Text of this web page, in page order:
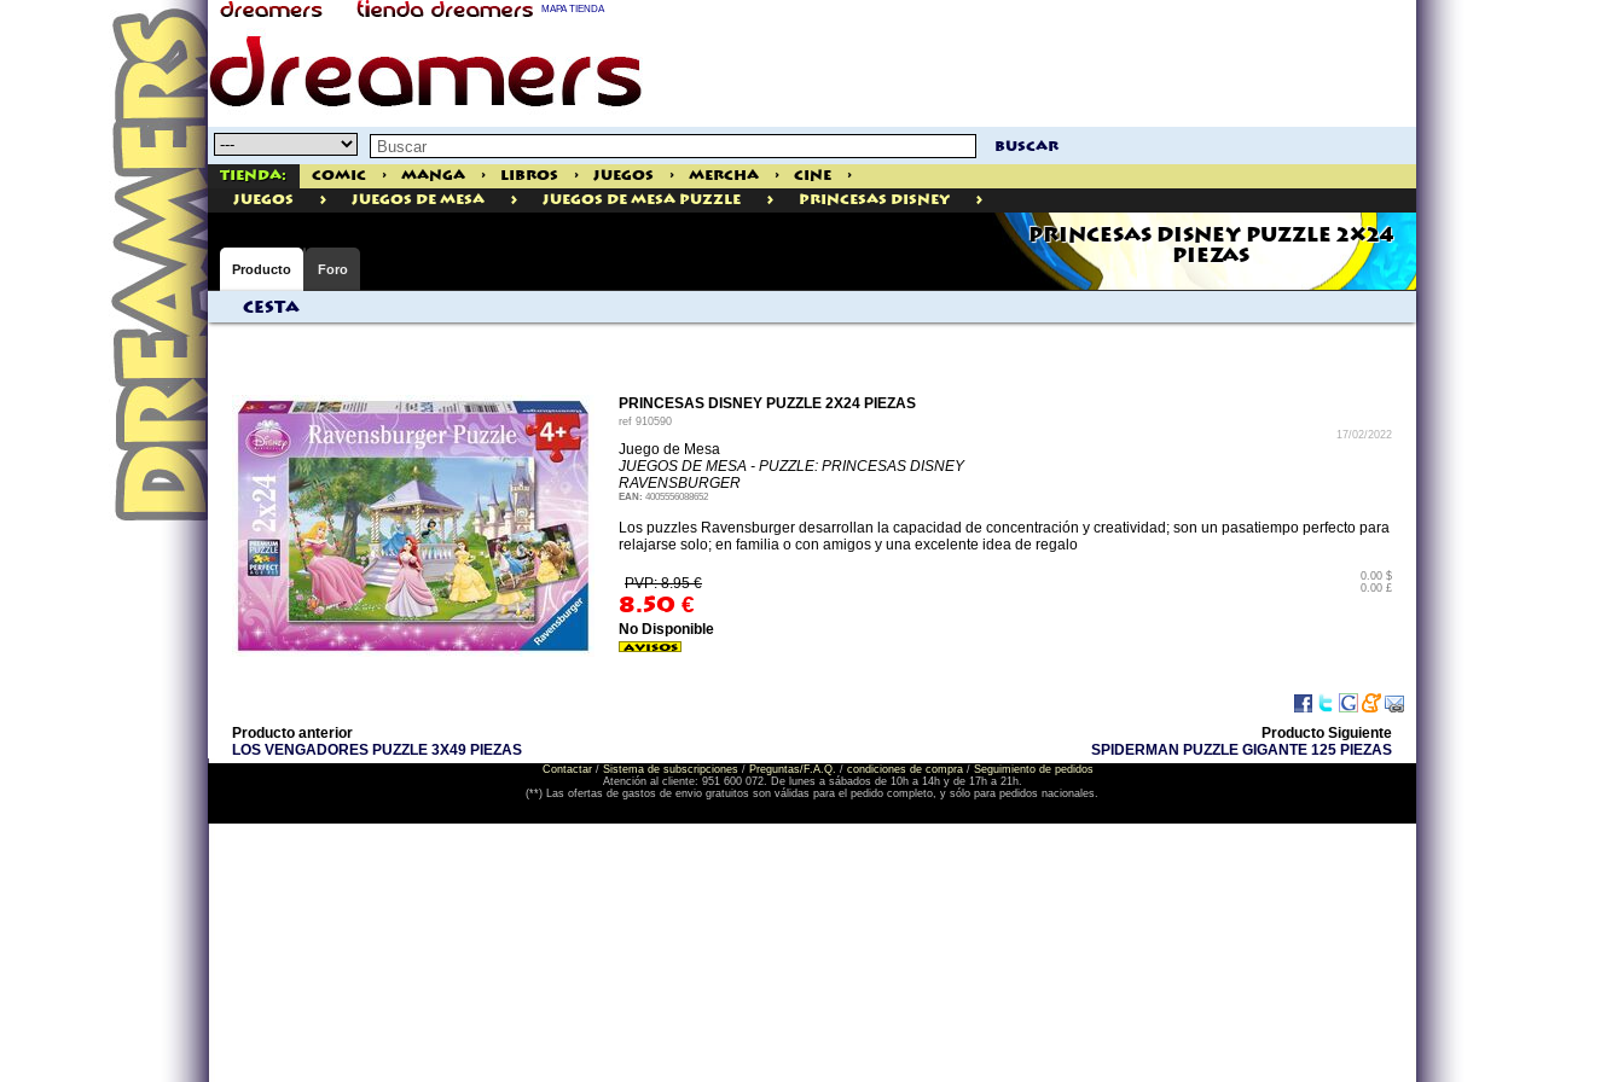
MAPA TIENDA
buscar
Tienda: Comic > Manga > Libros > Juegos > Mercha > Cine
>
juegos
> Juegos de Mesa > Juegos De Mesa Puzzle > Princesas Disney >
PRINCESAS DISNEY PUZZLE 2X24
PIEZAS
Producto Foro
Cesta
PRINCESAS DISNEY PUZZLE 2X24 PIEZAS
ref 910590
17/02/2022
Juego de Mesa
JUEGOS DE MESA - PUZZLE: PRINCESAS DISNEY
RAVENSBURGER
EAN: 4005556088652
Los puzzles Ravensburger desarrollan la capacidad de concentración y creatividad; son un pasatiempo perfecto para
relajarse solo; en familia o con amigos y una excelente idea de regalo
PVP: 8.95 €
8.50 €
0.00 $
0.00 £
No Disponible
Producto anterior
LOS VENGADORES PUZZLE 3X49 PIEZAS
Producto Siguiente
SPIDERMAN PUZZLE GIGANTE 125 PIEZAS
Contactar / Sistema de subscripciones / Preguntas/F.A.Q. / condiciones de compra / Seguimiento de pedidos
Atención al cliente: 951 600 072. De lunes a sábados de 10h a 14h y de 17h a 21h.
(**) Las ofertas de gastos de envio gratuitos son válidas para el pedido completo, y sólo para pedidos nacionales.